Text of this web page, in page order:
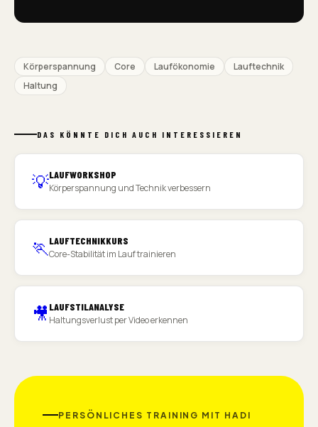
Körperspannung Core Laufökonomie
Lauftechnik
Haltung
DAS KÖNNTE DICH AUCH INTERESSIEREN
💡LAUFWORKSHOP
Körperspannung und Technik verbessern
🏃 LAUFTECHNIKKURS
Core-Stabilität im Lauf trainieren
🎥 LAUFSTILANALYSE
Haltungsverlust per Video erkennen
PERSÖNLICHES TRAINING MIT HADI